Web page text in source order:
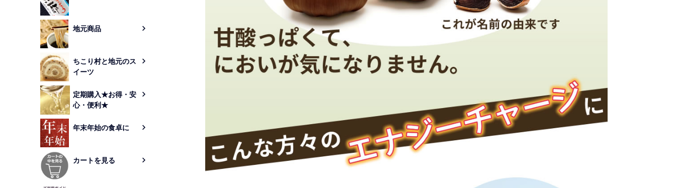
地元商品
ちこり村と地元のス
イーツ
定期購入★お得・安
心・便利★
年末年始の食卓に
カートを見る